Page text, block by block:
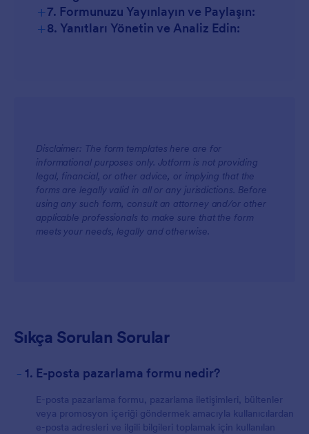
+7. Formunuzu Yayınlayın ve Paylaşın:
+8. Yanıtları Yönetin ve Analiz Edin:
Disclaimer: The form templates here are for
informational purposes only. Jotform is not providing
legal, financial, or other advice, or implying that the
forms are legally valid in all or any jurisdictions. Before
using any such form, consult an attorney and/or other
applicable professionals to make sure that the form
meets your needs, legally and otherwise.
Sıkça Sorulan Sorular
- 1. E-posta pazarlama formu nedir?
E-posta pazarlama formu, pazarlama iletişimleri, bültenler
veya promosyon içeriği göndermek amacıyla kullanıcılardan
e-posta adresleri ve ilgili bilgileri toplamak için kullanılan